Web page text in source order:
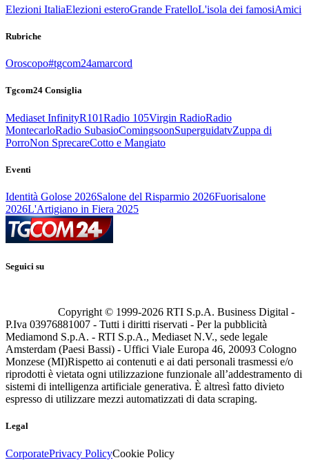
Elezioni ItaliaElezioni esteroGrande FratelloL'isola dei famosiAmici
Rubriche
Oroscopo#tgcom24amarcord
Tgcom24 Consiglia
Mediaset InfinityR101Radio 105Virgin RadioRadio
MontecarloRadio SubasioComingsoonSuperguidatvZuppa di
PorroNon SprecareCotto e Mangiato
Eventi
Identità Golose 2026Salone del Risparmio 2026Fuorisalone
2026L'Artigiano in Fiera 2025
Seguici su
Copyright © 1999-2026 RTI S.p.A. Business Digital -
P.Iva 03976881007 - Tutti i diritti riservati - Per la pubblicità
Mediamond S.p.A. - RTI S.p.A., Mediaset N.V., sede legale
Amsterdam (Paesi Bassi) - Uffici Viale Europa 46, 20093 Cologno
Monzese (MI)Rispetto ai contenuti e ai dati personali trasmessi e/o
riprodotti è vietata ogni utilizzazione funzionale all’addestramento di
sistemi di intelligenza artificiale generativa. È altresì fatto divieto
espresso di utilizzare mezzi automatizzati di data scraping.
Legal
CorporatePrivacy PolicyCookie Policy